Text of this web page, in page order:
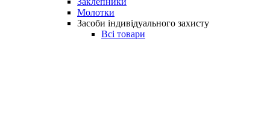
Молотки
Засоби індивідуального захисту
Всі товари